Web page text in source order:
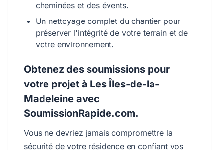
cheminées et des évents.
Un nettoyage complet du chantier pour
préserver l'intégrité de votre terrain et de
votre environnement.
Obtenez des soumissions pour
votre projet à Les Îles-de-la-
Madeleine avec
SoumissionRapide.com.
Vous ne devriez jamais compromettre la
sécurité de votre résidence en confiant vos